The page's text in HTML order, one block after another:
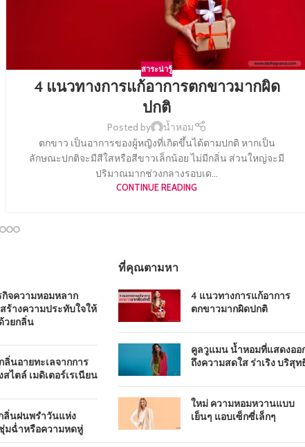
สาระน่ารู้
4 แนวทางการแก้อาการตกขาวมากผิด
ปกติ
Posted by
น้ำหอม
ตกขาว เป็นอาการของผู้หญิงที่เกิดขึ้นได้ตามปกติ หากเป็น
ลักษณะปกติจะมีสีใสหรือสีขาวเล็กน้อย ไม่มีกลิ่น ส่วนใหญ่จะมี
ปริมาณมากช่วงกลางรอบเด...
CONTINUE READING
กิจความหอมหลาก
ร้างความประทับใจให้
วยกลิ่น
ลิ่นอายทะเลจากการ
ไตล์ เมดิเตอร์เรเนียน
ลิ่นฝนพรำวันแห่ง
มฉ่ำหรือความหดหู่
ที่คุณตามหา
4 แนวทางการแก้อาการ
ตกขาวมากผิดปกติ
คูลวูแมน น้ำหอมที่แสดงออ
ถึงความสดใส ร่าเริง บริสุท
ใหม่ ความหอมหวานแบบ
เย็นๆ แอบเซ็กซี่เล็กๆ